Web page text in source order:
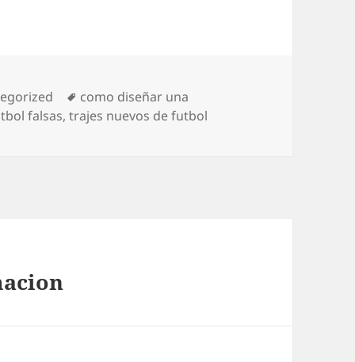
Etiquetas
como diseñar una
falsas,trajes nuevos de futbol